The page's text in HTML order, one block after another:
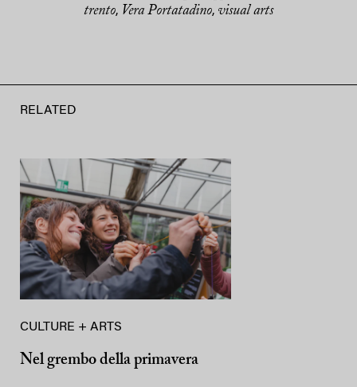
trento, Vera Portatadino, visual arts
RELATED
CULTURE + ARTS
Nel grembo della primavera